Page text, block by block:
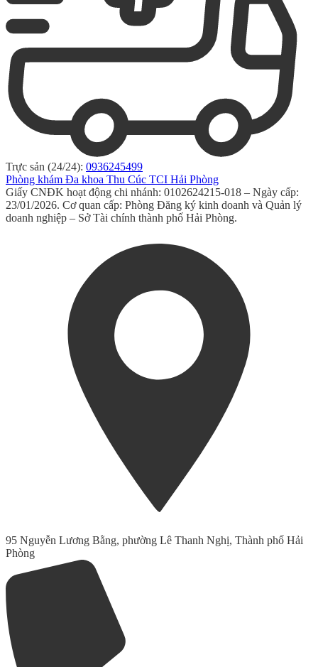
Trực sản (24/24): 0936245499
Phòng khám Đa khoa Thu Cúc TCI Hải Phòng
Giấy CNĐK hoạt động chi nhánh: 0102624215-018 – Ngày cấp:
23/01/2026. Cơ quan cấp: Phòng Đăng ký kinh doanh và Quản lý
doanh nghiệp – Sở Tài chính thành phố Hải Phòng.
95 Nguyễn Lương Bằng, phường Lê Thanh Nghị, Thành phố Hải
Phòng